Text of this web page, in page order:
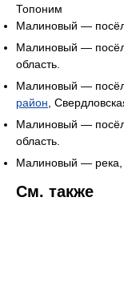
Топоним
Малиновый —
Малиновый —
область.
Малиновый —
район ,
Малиновый —
область.
Малиновый — река,
См. также